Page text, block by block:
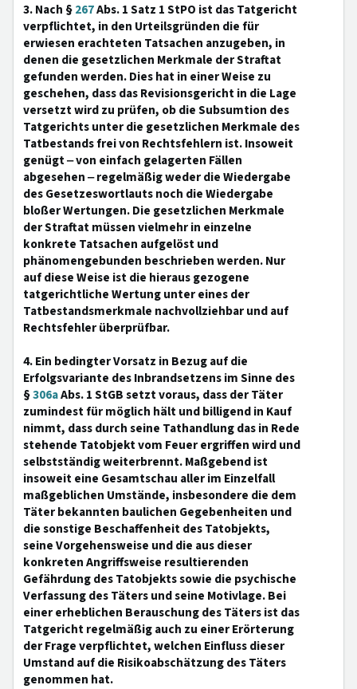
3. Nach §267Abs. 1 Satz 1 StPO ist das Tatgericht
verpflichtet, in den Urteilsgründen die für
erwiesen erachteten Tatsachen anzugeben, in
denen die gesetzlichen Merkmale der Straftat
gefunden werden. Dies hat in einer Weise zu
geschehen, dass das Revisionsgericht in die Lage
versetzt wird zu prüfen, ob die Subsumtion des
Tatgerichts unter die gesetzlichen Merkmale des
Tatbestands frei von Rechtsfehlern ist. Insoweit
genügt ‒ von einfach gelagerten Fällen
abgesehen ‒ regelmäßig weder die Wiedergabe
des Gesetzeswortlauts noch die Wiedergabe
bloßer Wertungen. Die gesetzlichen Merkmale
der Straftat müssen vielmehr in einzelne
konkrete Tatsachen aufgelöst und
phänomengebunden beschrieben werden. Nur
auf diese Weise ist die hieraus gezogene
tatgerichtliche Wertung unter eines der
Tatbestandsmerkmale nachvollziehbar und auf
Rechtsfehler überprüfbar.
4. Ein bedingter Vorsatz in Bezug auf die
Erfolgsvariante des Inbrandsetzens im Sinne des
§306aAbs. 1 StGB setzt voraus, dass der Täter
zumindest für möglich hält und billigend in Kauf
nimmt, dass durch seine Tathandlung das in Rede
stehende Tatobjekt vom Feuer ergriffen wird und
selbstständig weiterbrennt. Maßgebend ist
insoweit eine Gesamtschau aller im Einzelfall
maßgeblichen Umstände, insbesondere die dem
Täter bekannten baulichen Gegebenheiten und
die sonstige Beschaffenheit des Tatobjekts,
seine Vorgehensweise und die aus dieser
konkreten Angriffsweise resultierenden
Gefährdung des Tatobjekts sowie die psychische
Verfassung des Täters und seine Motivlage. Bei
einer erheblichen Berauschung des Täters ist das
Tatgericht regelmäßig auch zu einer Erörterung
der Frage verpflichtet, welchen Einfluss dieser
Umstand auf die Risikoabschätzung des Täters
genommen hat.